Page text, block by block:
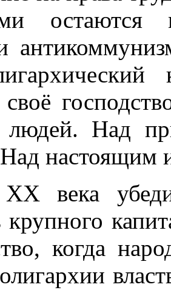
остаются
своё
людей. Над
настоящим
века
крупного
когда